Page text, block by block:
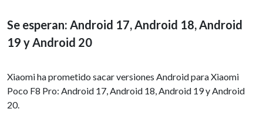
Se esperan: Android 17, Android 18, Android
19 y Android 20
Xiaomi ha prometido sacar versiones Android para Xiaomi
Poco F8 Pro: Android 17, Android 18, Android 19 y Android
20.